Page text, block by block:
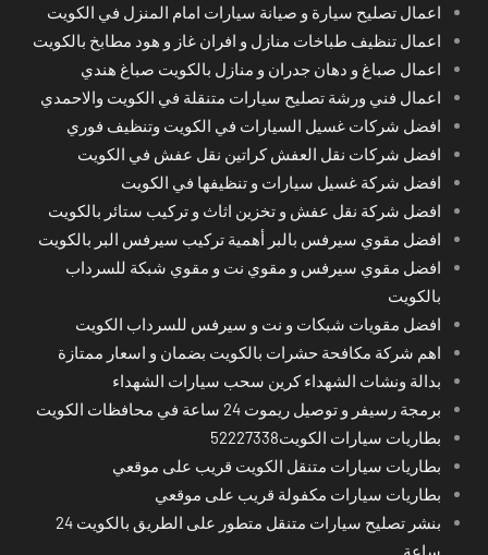
اعمال تصليح سيارة و صيانة سيارات امام المنزل في الكويت
اعمال تنظيف طباخات منازل و افران غاز و هود مطابخ بالكويت
اعمال صباغ و دهان جدران و منازل بالكويت صباغ هندي
اعمال فني ورشة تصليح سيارات متنقلة في الكويت والاحمدي
افضل شركات غسيل السيارات في الكويت وتنظيف فوري
افضل شركات نقل العفش كراتين نقل عفش في الكويت
افضل شركة غسيل سيارات و تنظيفها في الكويت
افضل شركة نقل عفش و تخزين اثاث و تركيب ستائر بالكويت
افضل مقوي سيرفس بالبر أهمية تركيب سيرفس البر بالكويت
افضل مقوي سيرفس و مقوي نت و مقوي شبكة للسرداب
بالكويت
افضل مقويات شبكات و نت و سيرفس للسرداب الكويت
اهم شركة مكافحة حشرات بالكويت بضمان و اسعار ممتازة
بدالة ونشات الشهداء كرين سحب سيارات الشهداء
برمجة رسيفر و توصيل ريموت 24 ساعة في محافظات الكويت
بطاريات سيارات الكويت52227338
بطاريات سيارات متنقل الكويت قريب على موقعي
بطاريات سيارات مكفولة قريب على موقعي
بنشر تصليح سيارات متنقل متطور على الطريق بالكويت 24
ساعة